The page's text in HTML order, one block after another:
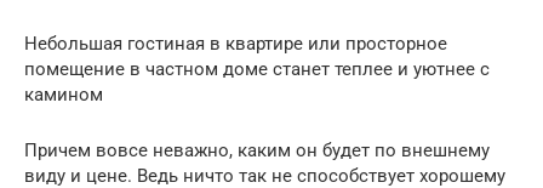
Небольшая гостиная в квартире или просторное
помещение в частном доме станет теплее и уютнее с
камином
Причем вовсе неважно, каким он будет по внешнему
виду и цене. Ведь ничто так не способствует хорошему